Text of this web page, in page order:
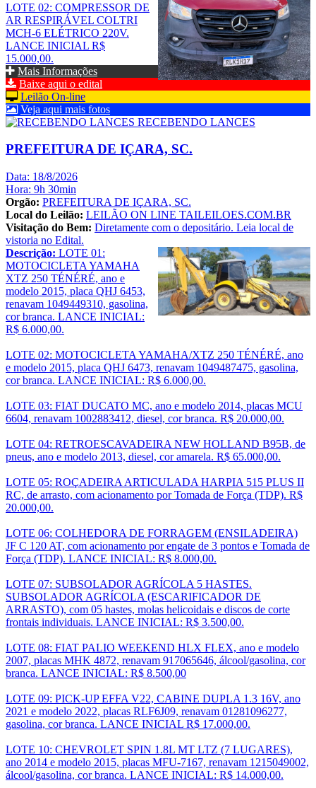
LOTE 02: COMPRESSOR DE
AR RESPIRÁVEL COLTRI
MCH-6 ELÉTRICO 220V.
LANCE INICIAL R$
15.000,00.
Mais Informações
Baixe aqui o edital
Leilão On-line
Veja aqui mais fotos
RECEBENDO LANCES
PREFEITURA DE IÇARA, SC.
Data: 18/8/2026
Hora: 9h 30min
Orgão: PREFEITURA DE IÇARA, SC.
Local do Leilão: LEILÃO ON LINE TAILEILOES.COM.BR
Visitação do Bem: Diretamente com o depositário. Leia local de
vistoria no Edital.
Descrição: LOTE 01:
MOTOCICLETA YAMAHA
XTZ 250 TÉNÉRÉ, ano e
modelo 2015, placa QHJ 6453,
renavam 1049449310, gasolina,
cor branca. LANCE INICIAL:
R$ 6.000,00.
LOTE 02: MOTOCICLETA YAMAHA/XTZ 250 TÉNÉRÉ, ano
e modelo 2015, placa QHJ 6473, renavam 1049487475, gasolina,
cor branca. LANCE INICIAL: R$ 6.000,00.
LOTE 03: FIAT DUCATO MC, ano e modelo 2014, placas MCU
6604, renavam 1002883412, diesel, cor branca. R$ 20.000,00.
LOTE 04: RETROESCAVADEIRA NEW HOLLAND B95B, de
pneus, ano e modelo 2013, diesel, cor amarela. R$ 65.000,00.
LOTE 05: ROÇADEIRA ARTICULADA HARPIA 515 PLUS II
RC, de arrasto, com acionamento por Tomada de Força (TDP). R$
20.000,00.
LOTE 06: COLHEDORA DE FORRAGEM (ENSILADEIRA)
JF C 120 AT, com acionamento por engate de 3 pontos e Tomada de
Força (TDP). LANCE INICIAL: R$ 8.000,00.
LOTE 07: SUBSOLADOR AGRÍCOLA 5 HASTES.
SUBSOLADOR AGRÍCOLA (ESCARIFICADOR DE
ARRASTO), com 05 hastes, molas helicoidais e discos de corte
frontais individuais. LANCE INICIAL: R$ 3.500,00.
LOTE 08: FIAT PALIO WEEKEND HLX FLEX, ano e modelo
2007, placas MHK 4872, renavam 917065646, álcool/gasolina, cor
branca. LANCE INICIAL: R$ 8.500,00
LOTE 09: PICK-UP EFFA V22, CABINE DUPLA 1.3 16V, ano
2021 e modelo 2022, placas RLF6J09, renavam 01281096277,
gasolina, cor branca. LANCE INICIAL R$ 17.000,00.
LOTE 10: CHEVROLET SPIN 1.8L MT LTZ (7 LUGARES),
ano 2014 e modelo 2015, placas MFU-7167, renavam 1215049002,
álcool/gasolina, cor branca. LANCE INICIAL: R$ 14.000,00.